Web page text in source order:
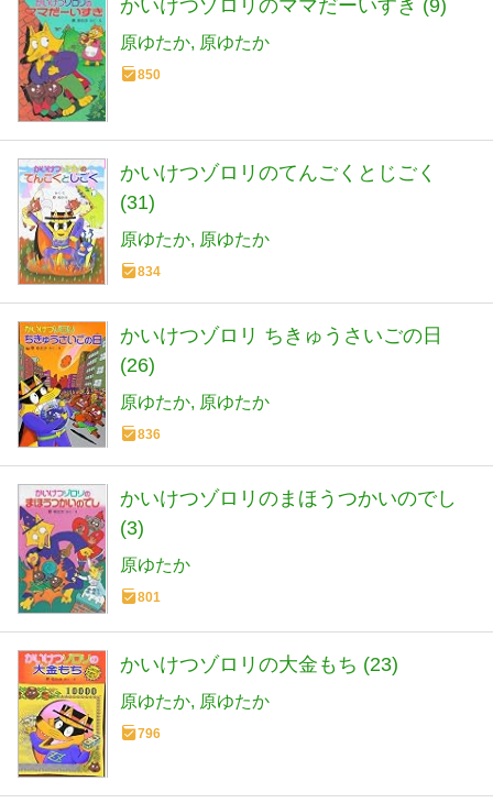
かいけつゾロリのママだーいすき (9)
原ゆたか 原ゆたか
850
かいけつゾロリのてんごくとじごく
(31)
原ゆたか 原ゆたか
834
かいけつゾロリ ちきゅうさいごの日
(26)
原ゆたか 原ゆたか
836
かいけつゾロリのまほうつかいのでし
(3)
原ゆたか
801
かいけつゾロリの大金もち (23)
原ゆたか 原ゆたか
796